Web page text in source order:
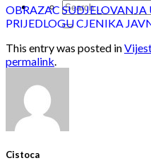
OBRAZAC SUDJELOVANJA
PRIJEDLOGU CJENIKA
This entry was posted in
permalink.
Cistoca